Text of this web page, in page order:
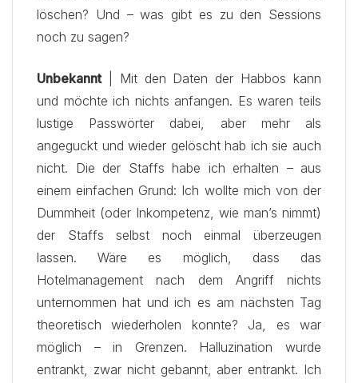
löschen? Und – was gibt es zu den Sessions
noch zu sagen?
Unbekannt| Mit den Daten der Habbos kann
und möchte ich nichts anfangen. Es waren teils
lustige Passwörter dabei, aber mehr als
angeguckt und wieder gelöscht hab ich sie auch
nicht. Die der Staffs habe ich erhalten – aus
einem einfachen Grund: Ich wollte mich von der
Dummheit (oder Inkompetenz, wie man’s nimmt)
der Staffs selbst noch einmal überzeugen
lassen. Wäre es möglich, dass das
Hotelmanagement nach dem Angriff nichts
unternommen hat und ich es am nächsten Tag
theoretisch wiederholen konnte? Ja, es war
möglich – in Grenzen. Halluzination wurde
entrankt, zwar nicht gebannt, aber entrankt. Ich